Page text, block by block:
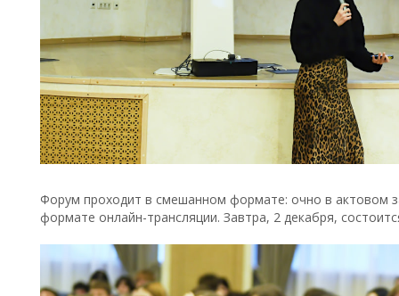
Форум проходит в смешанном формате: очно в актовом
формате онлайн-трансляции. Завтра, 2 декабря,